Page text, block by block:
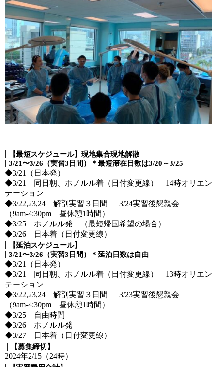
【最短スケジュール】現地集合現地解散
3/21〜3/26（実習3日間）＊最短滞在日数は3/20～3/25
◆3/21（日本発）
◆3/21 同日朝、ホノルル着（日付変更線） 14時オリエン
テーション
◆3/22,23,24 解剖実習３日間 3/24実習後懇親会
（9am-4:30pm 昼休憩1時間）
◆3/25 ホノルル発 （最短帰国希望の場合）
◆3/26 日本着（日付変更線）
【延泊スケジュール】
3/21〜3/26（実習3日間）＊延泊日数は自由
◆3/21（日本発）
◆3/21 同日朝、ホノルル着（日付変更線） 13時オリエン
テーション
◆3/22,23,24 解剖実習３日間 3/23実習後懇親会
（9am-4:30pm 昼休憩1時間）
◆3/25 自由時間
◆3/26 ホノルル発
◆3/27 日本着（日付変更線）
【募集締切】
2024年2/15（24時）